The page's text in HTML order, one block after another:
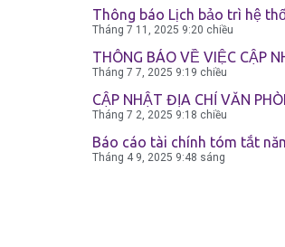
Tuyển Dụng
Liên Hệ
Thông báo Lịch bảo trì hệ
Tháng 7 11, 2025 9:20 chiều
THÔNG BÁO VỀ VIỆC CẬP
Tháng 7 7, 2025 9:19 chiều
CẬP NHẬT ĐỊA CHỈ VĂN
Tháng 7 2, 2025 9:18 chiều
Báo cáo tài chính tóm tắt
Tháng 4 9, 2025 9:48 sáng